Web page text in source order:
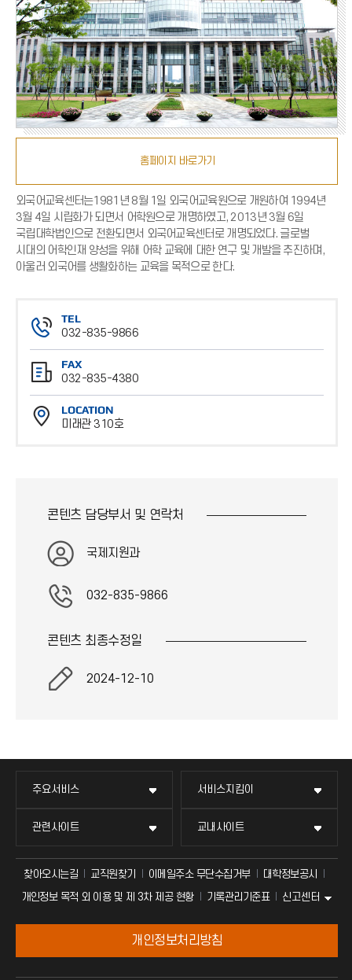
홈페이지 바로가기
외국어교육센터는1981년 8월 1일 외국어교육원으로 개원하여 1994년
3월 4일 시립화가 되면서 어학원으로 개명하였고, 2013년 3월 6일
국립대학법인으로 전환되면서 외국어교육센터로 개명되었다. 글로벌
시대의 어학인재 양성을 위해 어학 교육에 대한 연구 및 개발을 추진하며,
아울러 외국어를 생활화하는 교육을 목적으로 한다.
TEL
032-835-9866
전
화
번
호
FAX
032-835-4380
팩
스
번
LOCATION
미래관 310호
콘텐츠 담당부서 및 연락처
국제지원과
032-835-9866
콘텐츠 최종수정일
2024-12-10
주요서비스 서비스지킴이
관련사이트 교내사이트
찾아오시는길 교직원찾기 이메일주소 무단수집거부
대학정보공시
개인정보 목적 외 이용 및 제 3차 제공 현황
기록관리기준표 신고센터
개인정보처리방침